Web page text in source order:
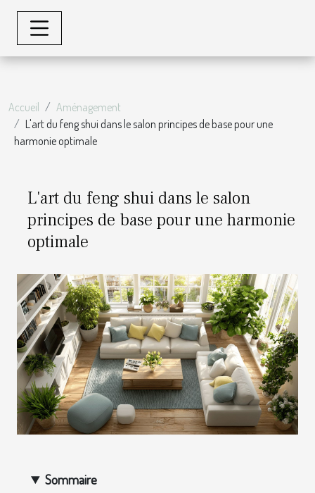
Accueil
Aménagement
L'art du feng shui dans le salon principes de base pour une
harmonie optimale
L'art du feng shui dans le salon
principes de base pour une harmonie
optimale
Sommaire